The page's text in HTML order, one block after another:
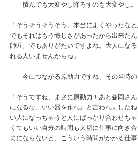
――積んでも大変やし降ろすのも大変やし。
「そうそうそうそう。本当によくやったな
でもそれはもう悔しさがあったから出来た
師匠。でもありがたいですよね。大人にな
れる人いませんからね」
――今につながる原動力ですね、その当時の
「そうですね、まさに原動力！あと森岡さ
になるな、いい器を作れ』と言われました
い人になっちゃうと人にばっかり合わせち
くてもいい自分の時間も大切に仕事に向き
まにならないと、こういう時間がかかる仕事